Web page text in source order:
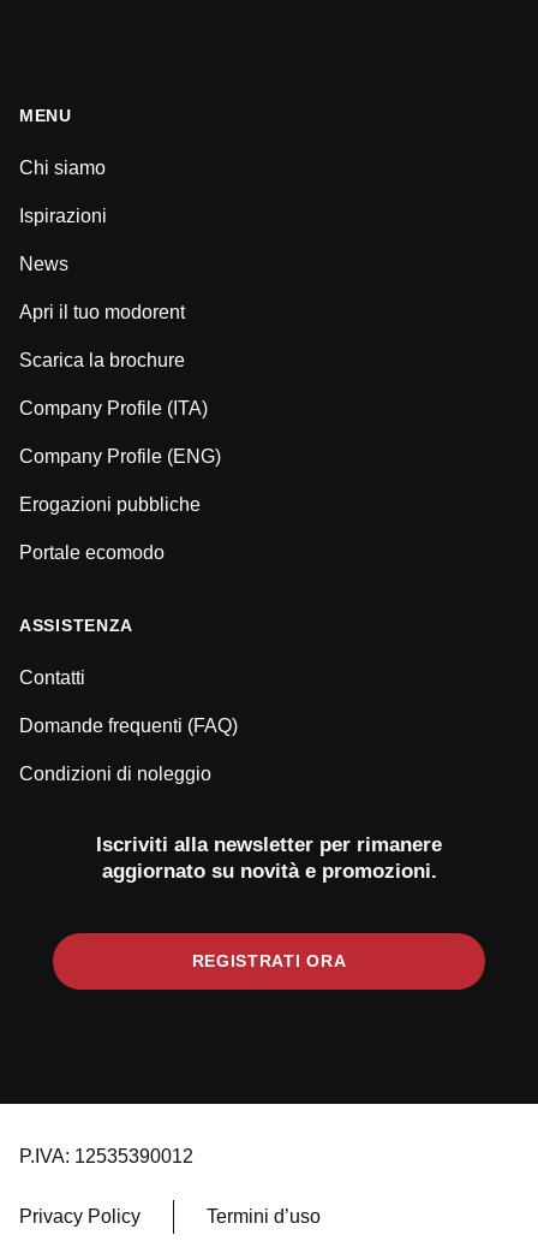
MENU
Chi siamo
Ispirazioni
News
Apri il tuo modorent
Scarica la brochure
Company Profile (ITA)
Company Profile (ENG)
Erogazioni pubbliche
Portale ecomodo
ASSISTENZA
Contatti
Domande frequenti (FAQ)
Condizioni di noleggio
Iscriviti alla newsletter per rimanere
aggiornato su novità e promozioni.
REGISTRATI ORA
P.IVA: 12535390012
Privacy Policy Termini d’uso